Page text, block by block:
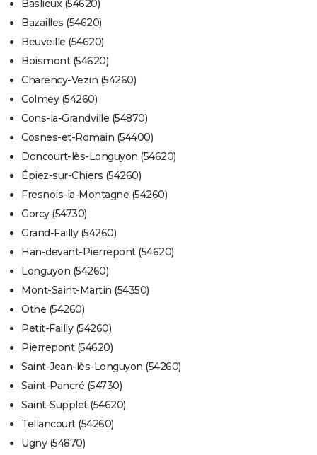
Baslieux (54620)
Bazailles (54620)
Beuveille (54620)
Boismont (54620)
Charency-Vezin (54260)
Colmey (54260)
Cons-la-Grandville (54870)
Cosnes-et-Romain (54400)
Doncourt-lès-Longuyon (54620)
Épiez-sur-Chiers (54260)
Fresnois-la-Montagne (54260)
Gorcy (54730)
Grand-Failly (54260)
Han-devant-Pierrepont (54620)
Longuyon (54260)
Mont-Saint-Martin (54350)
Othe (54260)
Petit-Failly (54260)
Pierrepont (54620)
Saint-Jean-lès-Longuyon (54260)
Saint-Pancré (54730)
Saint-Supplet (54620)
Tellancourt (54260)
Ugny (54870)